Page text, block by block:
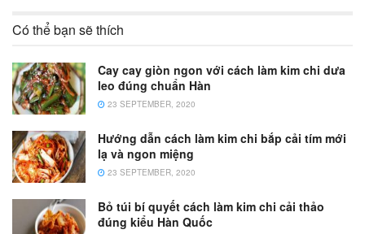
Có thể bạn sẽ thích
Cay cay giòn ngon với cách làm kim chi dưa
leo đúng chuẩn Hàn
23 SEPTEMBER, 2020
Hướng dẫn cách làm kim chi bắp cải tím mới
lạ và ngon miệng
23 SEPTEMBER, 2020
Bỏ túi bí quyết cách làm kim chi cải thảo
đúng kiểu Hàn Quốc